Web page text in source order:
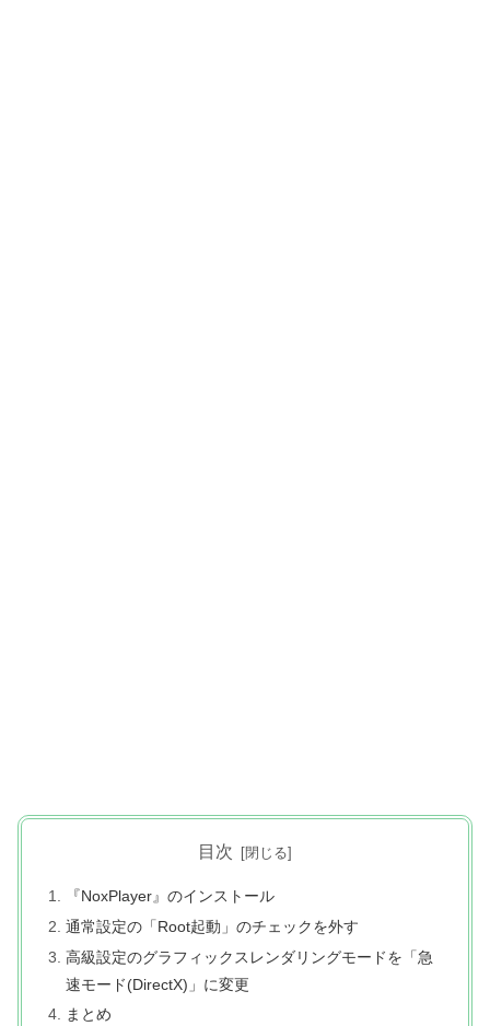
目次
『NoxPlayer』のインストール
通常設定の「Root起動」のチェックを外す
高級設定のグラフィックスレンダリングモードを「急
速モード(DirectX)」に変更
まとめ